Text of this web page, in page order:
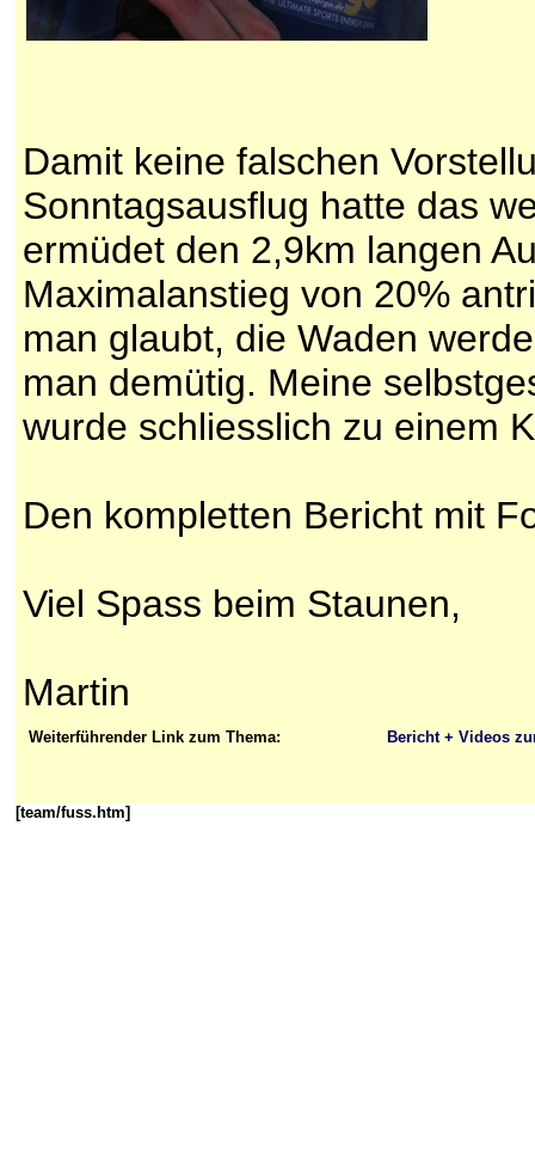
Damit keine falschen
Sonntagsausflug hatte das
ermüdet den 2,9km langen
Maximalanstieg von 20%
man glaubt, die Waden
man demütig. Meine
wurde schliesslich zu einem
Den kompletten Bericht mit
Viel Spass beim Staunen,
Martin
Weiterführender Link zum Thema: Bericht + Videos
[team/fuss.htm]